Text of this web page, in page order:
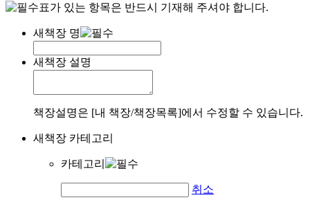
표가 있는 항목은 반드시 기재해 주셔야 합니다.
새책장 명
새책장 설명
책장설명은 [내 책장/책장목록]에서 수정할 수 있습니다.
새책장 카테고리
카테고리
취소